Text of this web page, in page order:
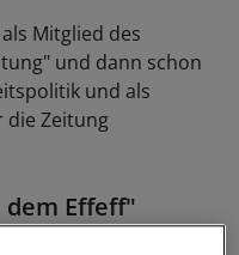
Mitglied des
und dann schon
und als
die Zeitung
Effeff"